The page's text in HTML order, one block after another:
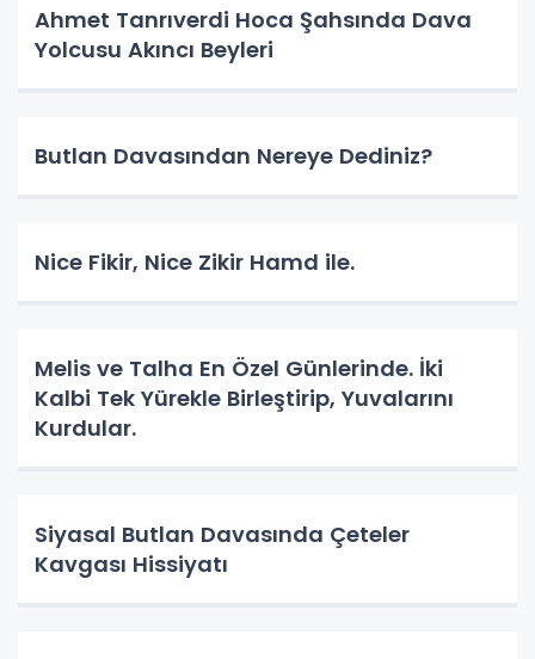
Ahmet Tanrıverdi Hoca Şahsında Dava
Yolcusu Akıncı Beyleri
Butlan Davasından Nereye Dediniz?
Nice Fikir, Nice Zikir Hamd ile.
Melis ve Talha En Özel Günlerinde. İki
Kalbi Tek Yürekle Birleştirip, Yuvalarını
Kurdular.
Siyasal Butlan Davasında Çeteler
Kavgası Hissiyatı